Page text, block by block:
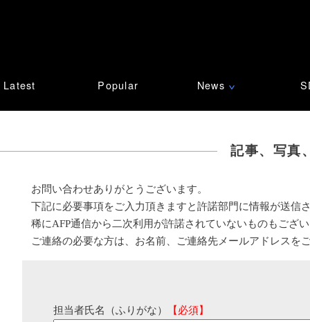
Latest Popular News ∨
記事、写真
お問い合わせありがとうございます。
下記に必要事項をご入力頂きますと許諾部門に情報が送信
稀にAFP通信から二次利用が許諾されていないものもござ
ご連絡の必要な方は、お名前、ご連絡先メールアドレスを
担当者氏名（ふりがな） 【必須】